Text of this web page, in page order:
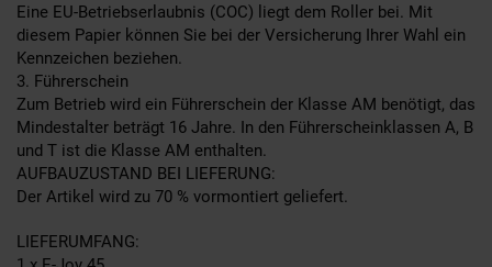
Eine EU-Betriebserlaubnis (COC) liegt dem Roller bei. Mit
diesem Papier können Sie bei der Versicherung Ihrer Wahl ein
Kennzeichen beziehen.
3. Führerschein
Zum Betrieb wird ein Führerschein der Klasse AM benötigt, das
Mindestalter beträgt 16 Jahre. In den Führerscheinklassen A, B
und T ist die Klasse AM enthalten.
AUFBAUZUSTAND BEI LIEFERUNG:
Der Artikel wird zu 70 % vormontiert geliefert.
LIEFERUMFANG: